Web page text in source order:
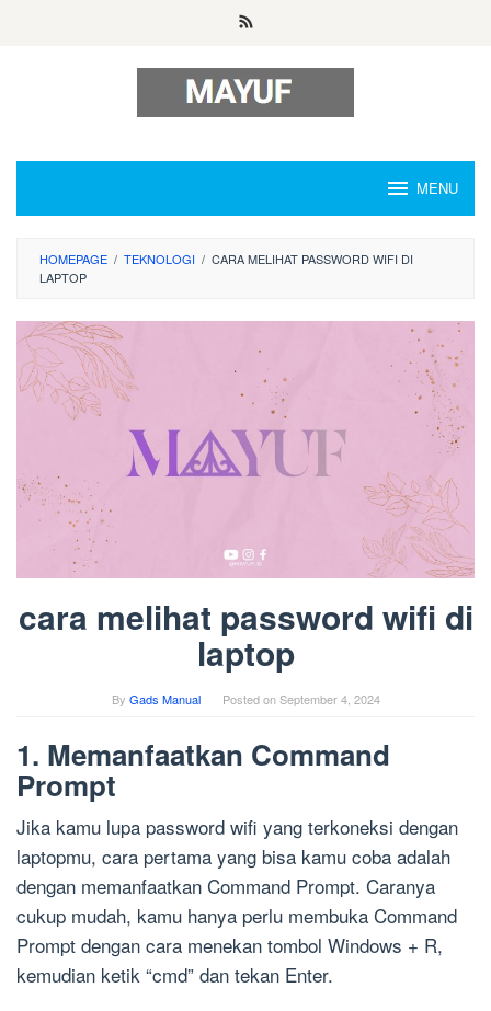
MENU
HOMEPAGE / TEKNOLOGI / CARA MELIHAT PASSWORD WIFI DI
LAPTOP
cara melihat password wifi di
laptop
By Gads Manual Posted onSeptember 4, 2024
1. Memanfaatkan Command
Prompt
Jika kamu lupa password wifi yang terkoneksi dengan
laptopmu, cara pertama yang bisa kamu coba adalah
dengan memanfaatkan Command Prompt. Caranya
cukup mudah, kamu hanya perlu membuka Command
Prompt dengan cara menekan tombol Windows + R,
kemudian ketik “cmd” dan tekan Enter.